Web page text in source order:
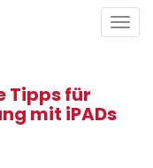
Tipps für
mit iPADs